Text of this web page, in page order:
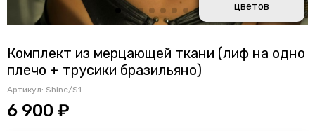
цветов
Комплект из мерцающей ткани (лиф на одно
плечо + трусики бразильяно)
Артикул: Shine/S1
6 900 ₽